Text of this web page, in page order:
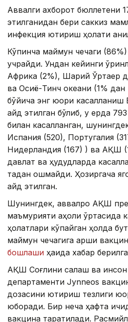
Аввалги ахборот бюллетени
этилганидан бери саккиз
инфекция юқтириш ҳолати
Кўпинча маймун чечаги
учрайди. Ундан кейинги
Африка (2%), Шарқий Ўртаер
ва Осиё-Тинч океани (1%
бўйича энг юқори
қайд этилган бўлиб, у ерда
билан касалланган,
Испания (520), Португалия
Нидерландия (167) ) ва АҚШ
давлат ва ҳудудларда
тадан ошмайди. Ҳозиргача
қайд этилган.
Шунингдек, аввалроқ АҚШ
маъмурияти аҳоли ўртасида
ҳолатлари кўпайган ҳолда
маймун чечагига қарши
бошлаши ҳақида хабар
АҚШ Соғлиқни сақлаш ва
департаменти Jynneos
дозасини юқтириш тезлиги
юборади. Бир неча ҳафта
вакцина тарқатилади.